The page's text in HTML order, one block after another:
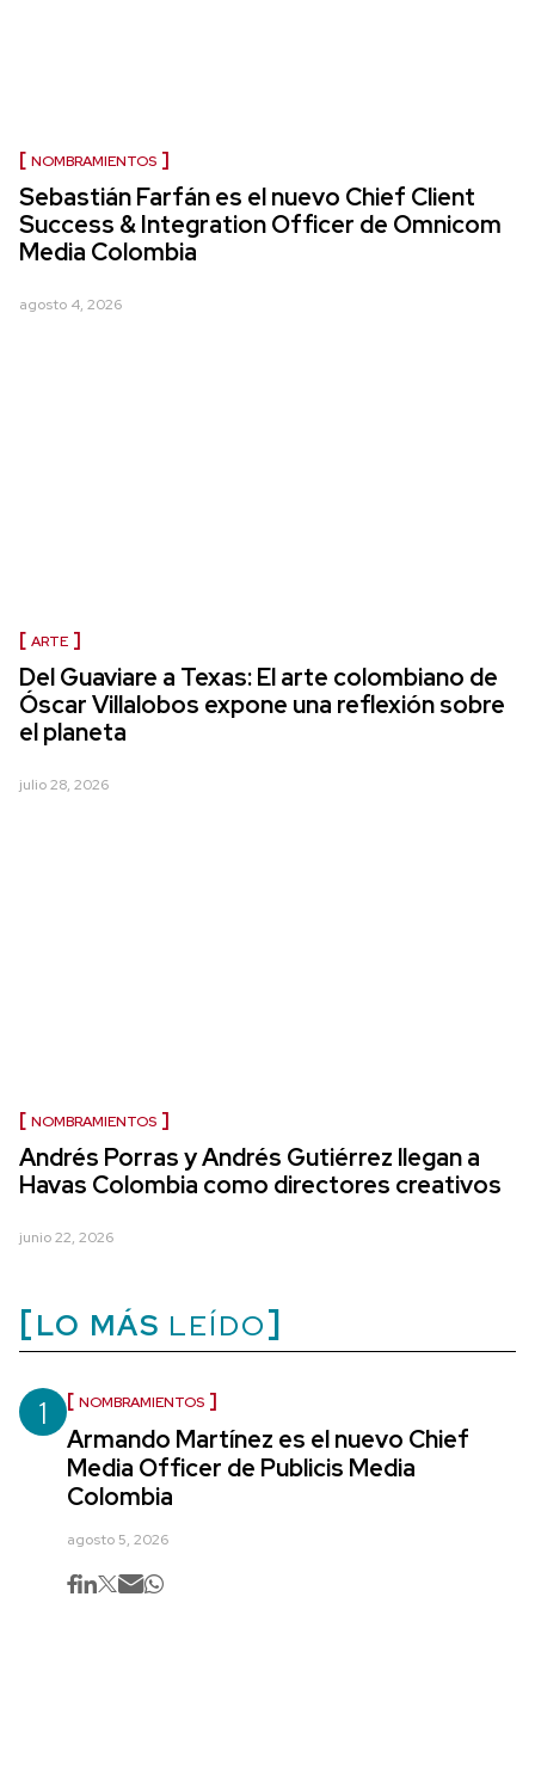
NOMBRAMIENTOS
Sebastián Farfán es el nuevo Chief Client
Success & Integration Officer de Omnicom
Media Colombia
agosto 4, 2026
ARTE
Del Guaviare a Texas: El arte colombiano de
Óscar Villalobos expone una reflexión sobre
el planeta
julio 28, 2026
NOMBRAMIENTOS
Andrés Porras y Andrés Gutiérrez llegan a
Havas Colombia como directores creativos
junio 22, 2026
LO MÁS LEÍDO
1 NOMBRAMIENTOS
Armando Martínez es el nuevo Chief
Media Officer de Publicis Media
Colombia
agosto 5, 2026